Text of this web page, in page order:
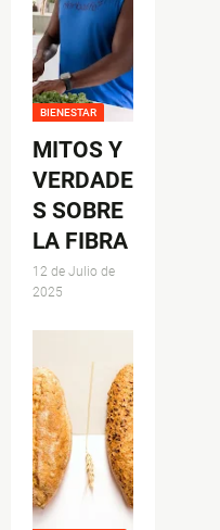
BIENESTAR
MITOS Y
VERDADE
S SOBRE
LA FIBRA
12 de Julio de
2025